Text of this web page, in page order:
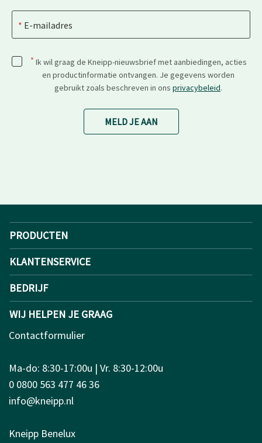
E-mailadres
* Ik wil graag de Kneipp-nieuwsbrief met aanbiedingen, acties
en productinformatie ontvangen. Je gegevens worden
gebruikt zoals beschreven in ons privacybeleid.
MELD JE AAN
PRODUCTEN
KLANTENSERVICE
BEDRIJF
WIJ HELPEN JE GRAAG
Contactformulier
Ma-do: 8:30-17:00u | Vr. 8:30-12:00u
0 0800 563 477 46 36
info@kneipp.nl
Kneipp Benelux